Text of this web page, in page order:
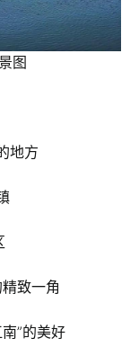
图
地方
致一角
”的美好